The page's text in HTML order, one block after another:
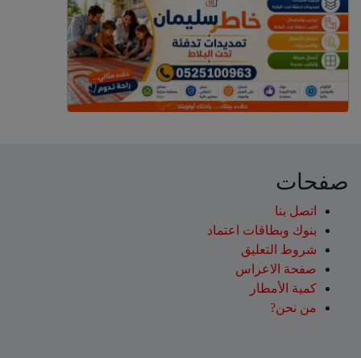
صفحات
اتصل بنا
بنوك وبطاقات اعتماد
شروط التعليق‎
صفحة الاعراس
كمية الأمطار
من نحن?